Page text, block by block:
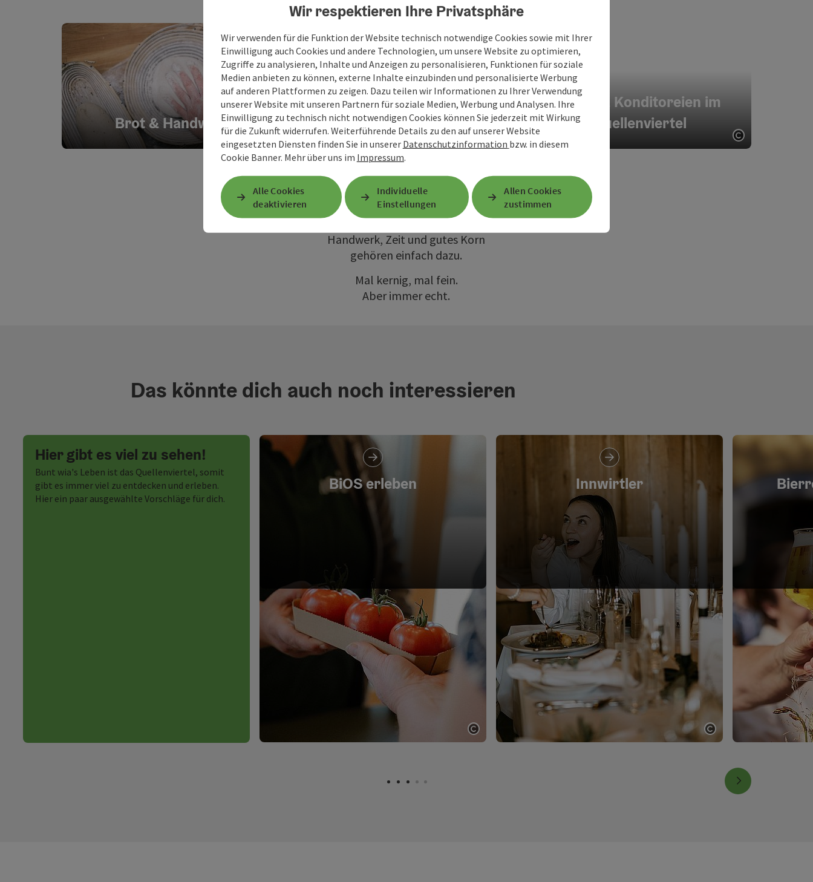
Brot & Handwerk
Copyright öffnen
Knusprig,
bodenständig,
typisch
Quellenviertel
Von der Backstube zum
Frühstückstisch.
Vom ersten Duft aus dem Ofen bis
zur knusprigen Kruste.
Hier wird nichts inszeniert.
Hier wird Brotkultur gelebt.
Handwerk, Zeit und gutes Korn
gehören einfach dazu.
Mal kernig, mal fein.
Aber immer echt.
Cafés & Konditoreien im
Quellenviertel
Copyright
Das könnte dich auch noch interessieren
Hier gibt es viel zu sehen!
Bunt wia's Leben ist das Quellenviertel, somit
gibt es immer viel zu entdecken und erleben.
Hier ein paar ausgewählte Vorschläge für dich.
BiOS erleben
Copyright öffnen
Innwirtler
Copyright öffnen
nächstes Element
Wir respektieren Ihre Privatsphäre
Wir verwenden für die Funktion der Website technisch notwendige Cookies sowie mit Ihrer
Einwilligung auch Cookies und andere Technologien, um unsere Website zu optimieren,
Zugriffe zu analysieren, Inhalte und Anzeigen zu personalisieren, Funktionen für soziale
Medien anbieten zu können, externe Inhalte einzubinden und personalisierte Werbung
auf anderen Plattformen zu zeigen. Dazu teilen wir Informationen zu Ihrer Verwendung
unserer Website mit unseren Partnern für soziale Medien, Werbung und Analysen. Ihre
Einwilligung zu technisch nicht notwendigen Cookies können Sie jederzeit mit Wirkung
für die Zukunft widerrufen. Weiterführende Details zu den auf unserer Website
eingesetzten Diensten finden Sie in unserer Datenschutzinformation bzw. in diesem
Cookie Banner. Mehr über uns im Impressum.
Alle Cookies
deaktivieren
Individuelle
Einstellungen
Allen Cookies
zustimmen